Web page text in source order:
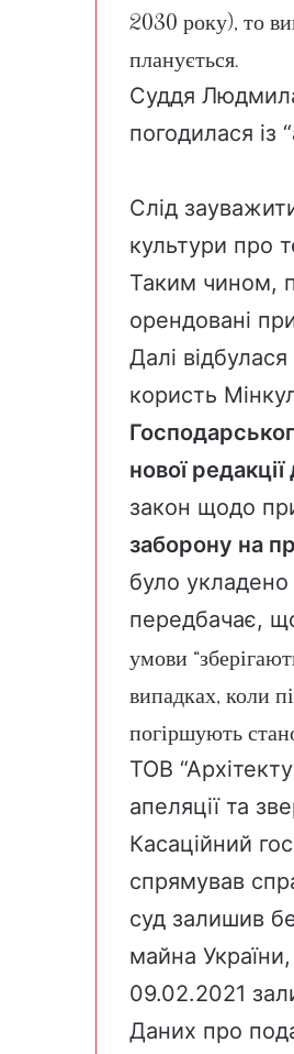
2030 року), то
планується.
Суддя
погодилася із
Слід
культури про
Таким чином,
орендовані
Далі
користь
нової
закон щодо
заборону на
було
передбачає,
умови
випадках, коли
погіршують
ТОВ
апеляції та
Касаційний
спрямував
суд залишив
майна
09.02.2021
Даних про